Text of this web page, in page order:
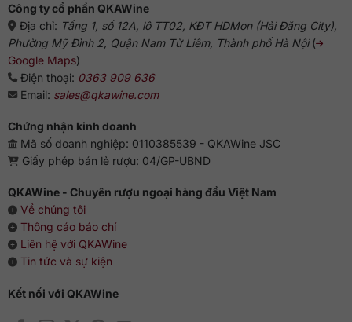
Công ty cổ phần QKAWine
Địa chỉ: Tầng 1, số 12A, lô TT02, KĐT HDMon (Hải Đăng City),
Phường Mỹ Đình 2, Quận Nam Từ Liêm, Thành phố Hà Nội(
Google Maps)
Điện thoại: 0363 909 636
Email: sales@qkawine.com
Chứng nhận kinh doanh
Mã số doanh nghiệp: 0110385539 - QKAWine JSC
Giấy phép bán lẻ rượu: 04/GP-UBND
QKAWine - Chuyên rượu ngoại hàng đầu Việt Nam
Về chúng tôi
Thông cáo báo chí
Liên hệ với QKAWine
Tin tức và sự kiện
Kết nối với QKAWine